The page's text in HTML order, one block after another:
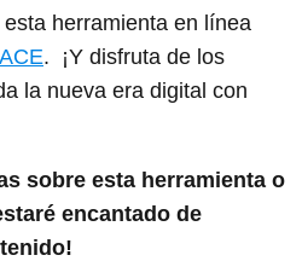
herramienta en línea
. ¡Y disfruta de los
la nueva era digital con
sobre esta herramienta o
encantado de